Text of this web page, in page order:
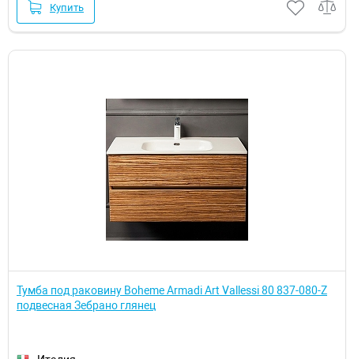
Купить
Тумба под раковину Boheme Armadi Art Vallessi 80 837-080-Z
подвесная Зебрано глянец